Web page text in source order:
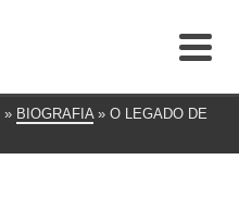
» BIOGRAFIA » O LEGADO DE